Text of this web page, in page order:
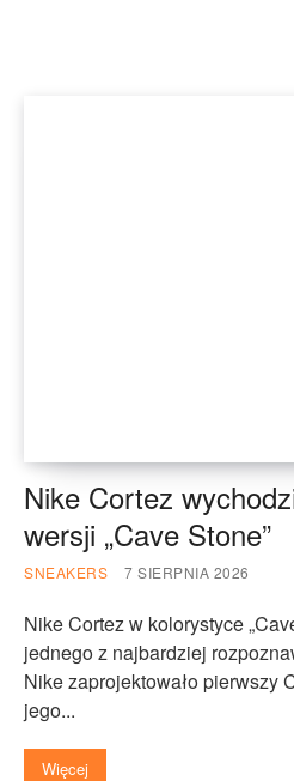
Nike Cortez
wersji „Cave Stone”
SNEAKERS 7 SIERPNIA 2026
Nike Cortez w kolorystyce
jednego z najbardziej
Nike zaprojektowało pierwszy
jego...
Więcej